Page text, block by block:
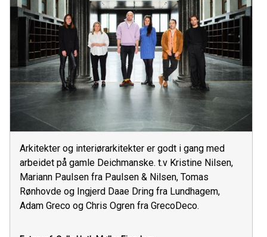
Arkitekter og interiørarkitekter er godt i gang med
arbeidet på gamle Deichmanske. t.v Kristine Nilsen,
Mariann Paulsen fra Paulsen & Nilsen, Tomas
Rønhovde og Ingjerd Daae Dring fra Lundhagem,
Adam Greco og Chris Ogren fra GrecoDeco.